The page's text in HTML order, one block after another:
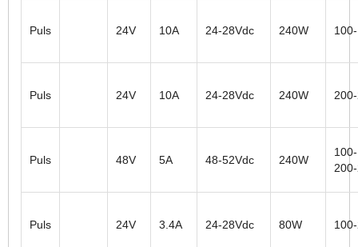
Puls 24V 10A 24-28Vdc 240W
Puls 24V 10A 24-28Vdc 240W
Puls 48V 5A 48-52Vdc 240W
Puls 24V 3.4A 24-28Vdc 80W